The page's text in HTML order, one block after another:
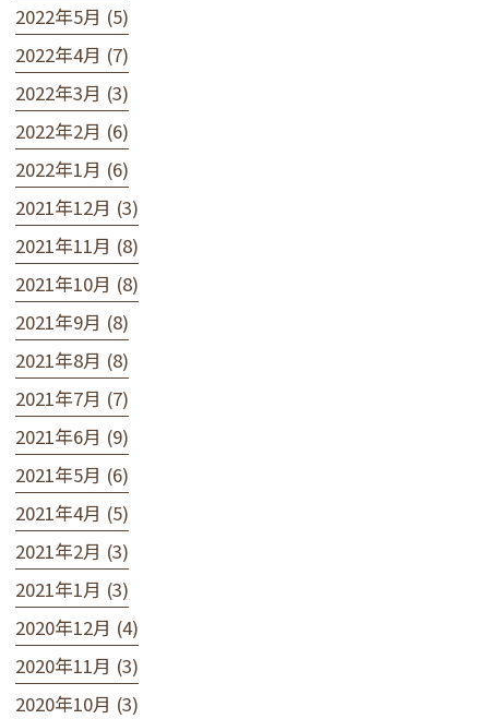
2022年5月 (5)
2022年4月 (7)
2022年3月 (3)
2022年2月 (6)
2022年1月 (6)
2021年12月 (3)
2021年11月 (8)
2021年10月 (8)
2021年9月 (8)
2021年8月 (8)
2021年7月 (7)
2021年6月 (9)
2021年5月 (6)
2021年4月 (5)
2021年2月 (3)
2021年1月 (3)
2020年12月 (4)
2020年11月 (3)
2020年10月 (3)